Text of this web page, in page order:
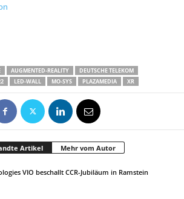
AUGMENTED-REALITY
DEUTSCHE TELEKOM
LED-WALL MO-SYS PLAZAMEDIA XR
Artikel Mehr vom Autor
VIO beschallt CCR-Jubiläum in Ramstein